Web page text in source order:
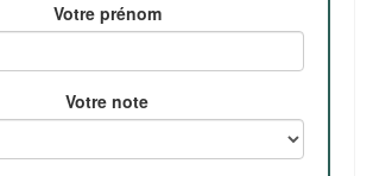
Votre prénom
Votre note